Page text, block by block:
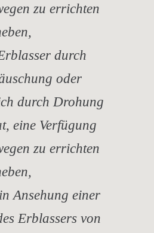
zu errichten
durch
oder
durch Drohung
eine Verfügung
zu errichten
Ansehung einer
Erblassers von